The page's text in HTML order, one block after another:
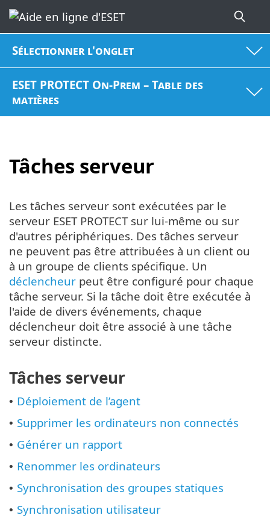
Sélectionner l'onglet
ESET PROTECT On-Prem – Table des
matières
Tâches serveur
Les tâches serveur sont exécutées par le
serveur ESET PROTECT sur lui-même ou sur
d'autres périphériques. Des tâches serveur
ne peuvent pas être attribuées à un client ou
à un groupe de clients spécifique. Un
déclencheur peut être configuré pour chaque
tâche serveur. Si la tâche doit être exécutée à
l'aide de divers événements, chaque
déclencheur doit être associé à une tâche
serveur distincte.
Tâches serveur
• Déploiement de l’agent
• Supprimer les ordinateurs non connectés
• Générer un rapport
• Renommer les ordinateurs
• Synchronisation des groupes statiques
• Synchronisation utilisateur